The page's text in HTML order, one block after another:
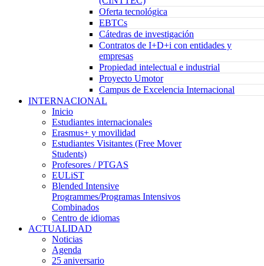
Oferta tecnológica
EBTCs
Cátedras de investigación
Contratos de I+D+i con entidades y
empresas
Propiedad intelectual e industrial
Proyecto Umotor
Campus de Excelencia Internacional
INTERNACIONAL
Inicio
Estudiantes internacionales
Erasmus+ y movilidad
Estudiantes Visitantes (Free Mover
Students)
Profesores / PTGAS
EULiST
Blended Intensive
Programmes/Programas Intensivos
Combinados
Centro de idiomas
ACTUALIDAD
Noticias
Agenda
25 aniversario